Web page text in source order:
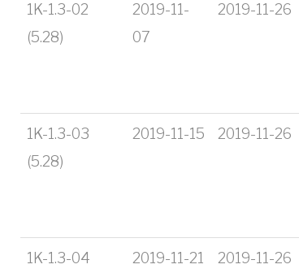
1K-1.3-02
(5.28)
2019-11-
07
2019-11-26
1K-1.3-03
(5.28)
2019-11-15 2019-11-26
1K-1.3-04
2019-11-21 2019-11-26